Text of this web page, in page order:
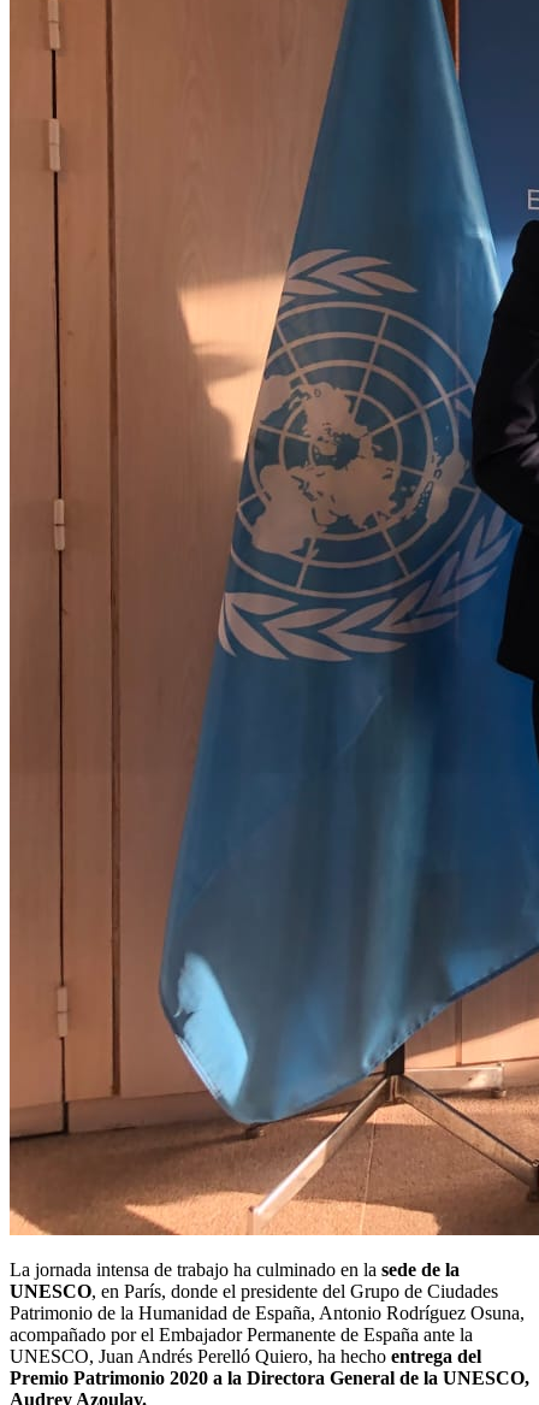
La jornada intensa de trabajo ha culminado en la sede de la
UNESCO, en París, donde el presidente del Grupo de Ciudades
Patrimonio de la Humanidad de España, Antonio Rodríguez Osuna,
acompañado por el Embajador Permanente de España ante la
UNESCO, Juan Andrés Perelló Quiero, ha hecho entrega del
Premio Patrimonio 2020 a la Directora General de la UNESCO,
Audrey Azoulay.